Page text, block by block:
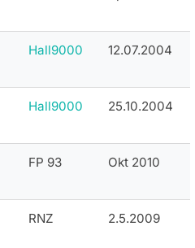
Hall9000 12.07.2004
Hall9000 25.10.2004
FP 93 Okt 2010
RNZ 2.5.2009